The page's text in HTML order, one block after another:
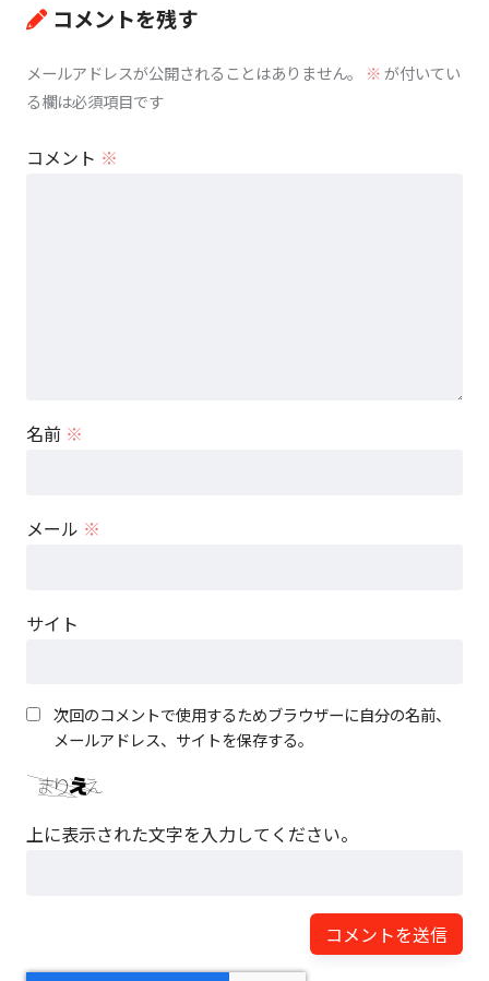
コメントを残す
メールアドレスが公開されることはありません。 ※が付いてい
る欄は必須項目です
コメント ※
名前 ※
メール ※
サイト
次回のコメントで使用するためブラウザーに自分の名前、
メールアドレス、サイトを保存する。
上に表示された文字を入力してください。